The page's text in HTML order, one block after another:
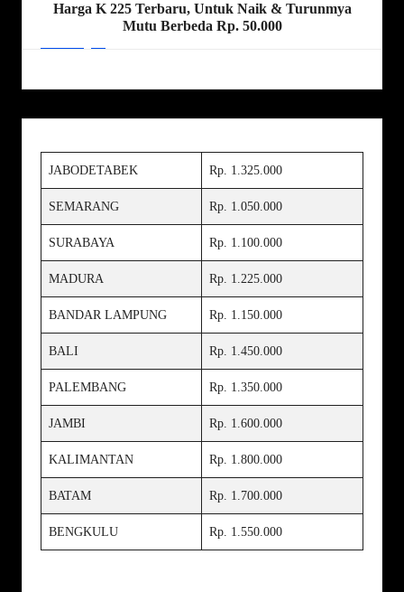
Harga K 225 Terbaru, Untuk Naik & Turunmya
Mutu Berbeda Rp. 50.000
JABODETABEK Rp. 1.325.000
SEMARANG Rp. 1.050.000
SURABAYA Rp. 1.100.000
MADURA Rp. 1.225.000
BANDAR LAMPUNG Rp. 1.150.000
BALI Rp. 1.450.000
PALEMBANG Rp. 1.350.000
JAMBI Rp. 1.600.000
KALIMANTAN Rp. 1.800.000
BATAM Rp. 1.700.000
BENGKULU Rp. 1.550.000